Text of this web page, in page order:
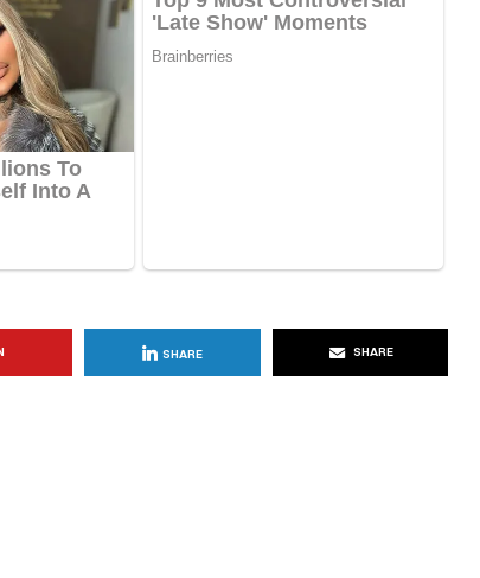
SHARE SHARE
Rreziqet dhe Problemet që
Vijnë Nga Akulloret e